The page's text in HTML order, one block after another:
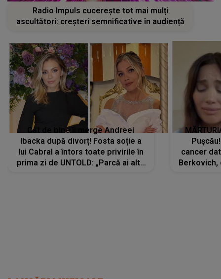
Radio Impuls cucerește tot mai mulți
ascultători: creșteri semnificative în audiență
Cât de bine îi merge Andreei
Ibacka după divorț! Fosta soție a
lui Cabral a întors toate privirile în
prima zi de UNTOLD: „Parcă ai altă
cancer
Berkovich,